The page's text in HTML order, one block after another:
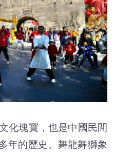
化瑰寶，也是中國民間
年的歷史。舞龍舞獅象